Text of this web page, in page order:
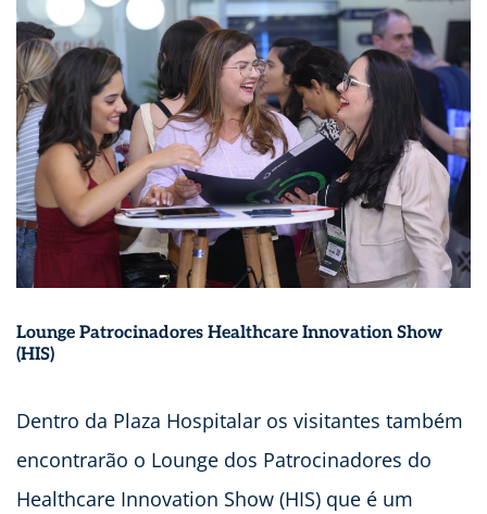
Lounge Patrocinadores Healthcare Innovation Show
(HIS)
Dentro da Plaza Hospitalar os visitantes também
encontrarão o Lounge dos Patrocinadores do
Healthcare Innovation Show (HIS) que é um